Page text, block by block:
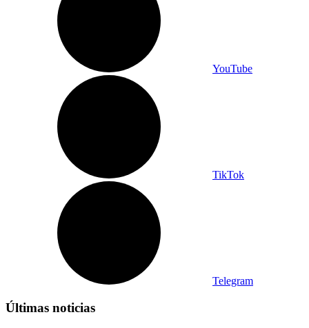
YouTube
TikTok
Telegram
Últimas noticias